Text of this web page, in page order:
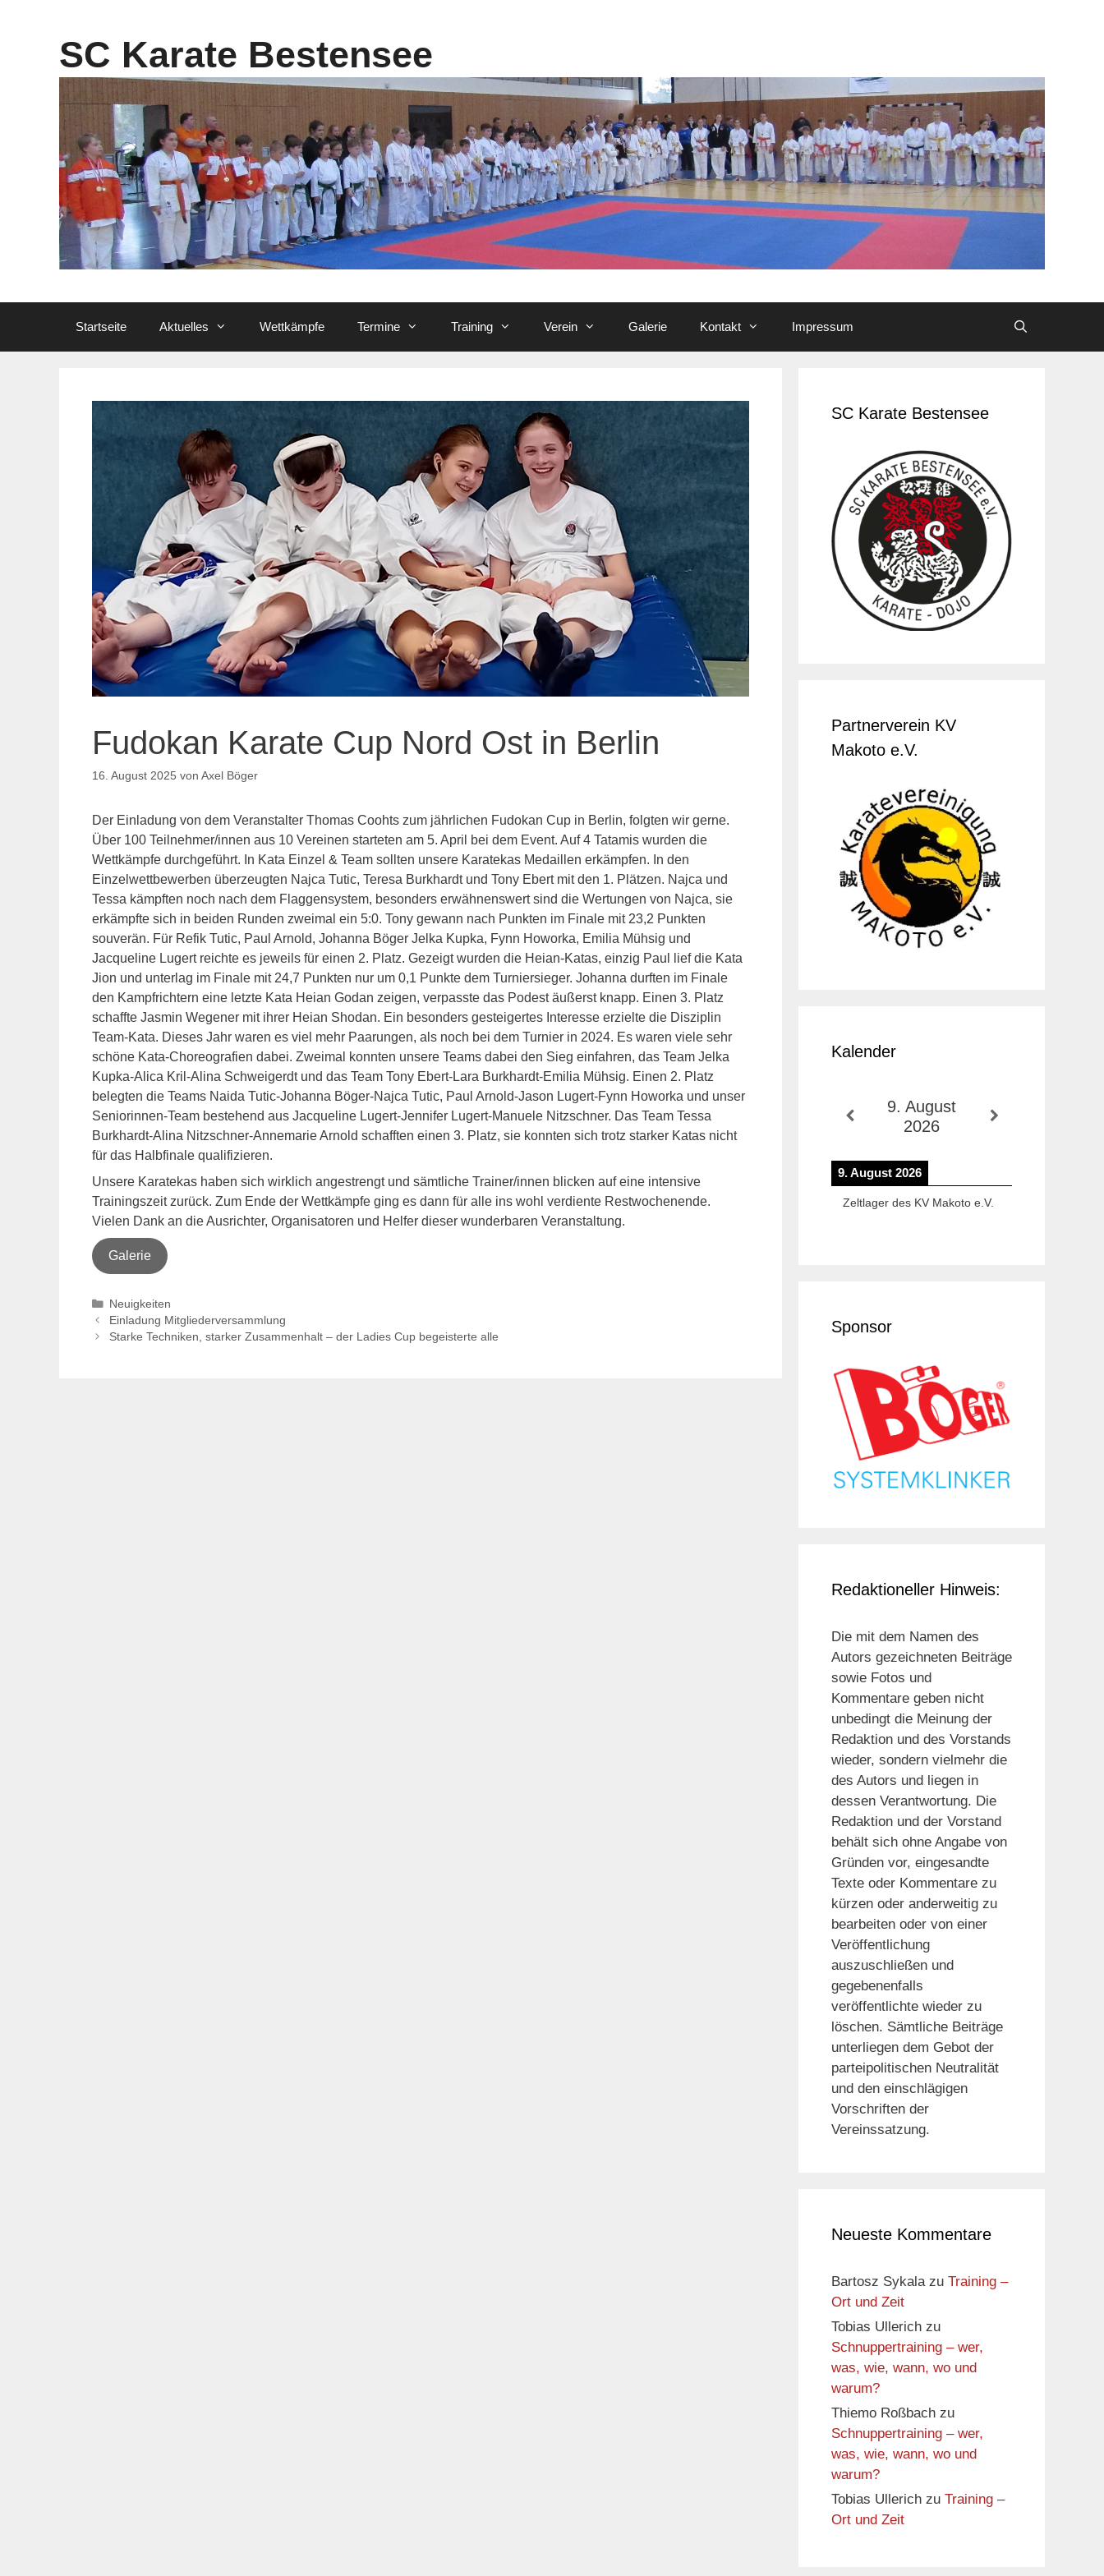
SC Karate Bestensee
Startseite Aktuelles Wettkämpfe Termine Training Verein Galerie Kontakt Impressum
Fudokan Karate Cup Nord Ost in Berlin
16. August 2025 von Axel Böger
Der Einladung von dem Veranstalter Thomas Coohts zum jährlichen Fudokan Cup in Berlin, folgten wir gerne.
Über 100 Teilnehmer/innen aus 10 Vereinen starteten am 5. April bei dem Event. Auf 4 Tatamis wurden die
Wettkämpfe durchgeführt. In Kata Einzel & Team sollten unsere Karatekas Medaillen erkämpfen. In den
Einzelwettbewerben überzeugten Najca Tutic, Teresa Burkhardt und Tony Ebert mit den 1. Plätzen. Najca und
Tessa kämpften noch nach dem Flaggensystem, besonders erwähnenswert sind die Wertungen von Najca, sie
erkämpfte sich in beiden Runden zweimal ein 5:0. Tony gewann nach Punkten im Finale mit 23,2 Punkten
souverän. Für Refik Tutic, Paul Arnold, Johanna Böger Jelka Kupka, Fynn Howorka, Emilia Mühsig und
Jacqueline Lugert reichte es jeweils für einen 2. Platz. Gezeigt wurden die Heian-Katas, einzig Paul lief die Kata
Jion und unterlag im Finale mit 24,7 Punkten nur um 0,1 Punkte dem Turniersieger. Johanna durften im Finale
den Kampfrichtern eine letzte Kata Heian Godan zeigen, verpasste das Podest äußerst knapp. Einen 3. Platz
schaffte Jasmin Wegener mit ihrer Heian Shodan. Ein besonders gesteigertes Interesse erzielte die Disziplin
Team-Kata. Dieses Jahr waren es viel mehr Paarungen, als noch bei dem Turnier in 2024. Es waren viele sehr
schöne Kata-Choreografien dabei. Zweimal konnten unsere Teams dabei den Sieg einfahren, das Team Jelka
Kupka-Alica Kril-Alina Schweigerdt und das Team Tony Ebert-Lara Burkhardt-Emilia Mühsig. Einen 2. Platz
belegten die Teams Naida Tutic-Johanna Böger-Najca Tutic, Paul Arnold-Jason Lugert-Fynn Howorka und unser
Seniorinnen-Team bestehend aus Jacqueline Lugert-Jennifer Lugert-Manuele Nitzschner. Das Team Tessa
Burkhardt-Alina Nitzschner-Annemarie Arnold schafften einen 3. Platz, sie konnten sich trotz starker Katas nicht
für das Halbfinale qualifizieren.
Unsere Karatekas haben sich wirklich angestrengt und sämtliche Trainer/innen blicken auf eine intensive
Trainingszeit zurück. Zum Ende der Wettkämpfe ging es dann für alle ins wohl verdiente Restwochenende.
Vielen Dank an die Ausrichter, Organisatoren und Helfer dieser wunderbaren Veranstaltung.
Galerie
Kategorien
Neuigkeiten
Einladung Mitgliederversammlung
Starke Techniken, starker Zusammenhalt – der Ladies Cup begeisterte alle
SC Karate Bestensee
Partnerverein KV
Makoto e.V.
Kalender
9. August
2026
9. August 2026
Zeltlager des KV Makoto e.V.
Sponsor
Redaktioneller Hinweis:
Die mit dem Namen des
Autors gezeichneten Beiträge
sowie Fotos und
Kommentare geben nicht
unbedingt die Meinung der
Redaktion und des Vorstands
wieder, sondern vielmehr die
des Autors und liegen in
dessen Verantwortung. Die
Redaktion und der Vorstand
behält sich ohne Angabe von
Gründen vor, eingesandte
Texte oder Kommentare zu
kürzen oder anderweitig zu
bearbeiten oder von einer
Veröffentlichung
auszuschließen und
gegebenenfalls
veröffentlichte wieder zu
löschen. Sämtliche Beiträge
unterliegen dem Gebot der
parteipolitischen Neutralität
und den einschlägigen
Vorschriften der
Vereinssatzung.
Neueste Kommentare
Bartosz Sykalazu Training –
Ort und Zeit
Tobias Ullerich zu
Schnuppertraining – wer,
was, wie, wann, wo und
warum?
Thiemo Roßbach zu
Schnuppertraining – wer,
was, wie, wann, wo und
warum?
Tobias Ullerich zu Training –
Ort und Zeit